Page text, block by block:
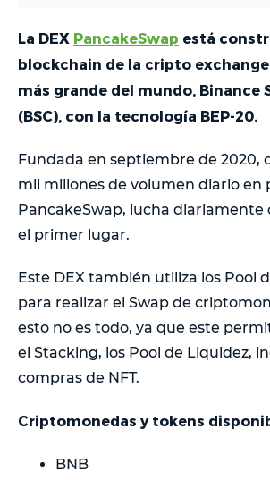
La DEX PancakeSwap está
blockchain de la cripto
más grande del mundo, Binance
(BSC), con la tecnología BEP-20.
Fundada en septiembre de 2020,
mil millones de volumen diario en
PancakeSwap, lucha diariamente
el primer lugar.
Este DEX también utiliza los Pool
para realizar el Swap de
esto no es todo, ya que este
el Stacking, los Pool de Liquidez,
compras de NFT.
Criptomonedas y tokens
BNB